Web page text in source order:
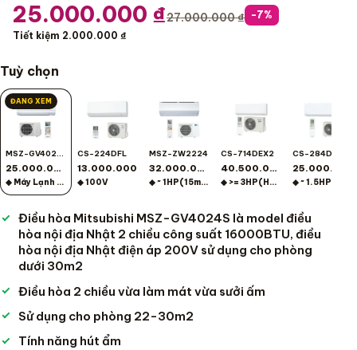
25.000.000 ₫27.000.000₫ -7%
Tiết kiệm 2.000.000 ₫
Tuỳ chọn
ĐANG XEM
MSZ-GV4024S
25.000.000
◆ Máy Lạnh Treo Tường
CS-224DFL
13.000.000
◆ 100V
MSZ-ZW2224
32.000.000
◆ ~ 1HP(15m2)
CS-714DEX2
40.500.000
◆ >= 3HP(Hơn 40m2)
CS-284DEX
Điều hòa Mitsubishi MSZ-GV4024S là model điều
hòa nội địa Nhật 2 chiều công suất 16000BTU, điều
hòa nội địa Nhật điện áp 200V sử dụng cho phòng
dưới 30m2
Điều hòa 2 chiều vừa làm mát vừa sưởi ấm
Sử dụng cho phòng 22-30m2
Tính năng hút ẩm